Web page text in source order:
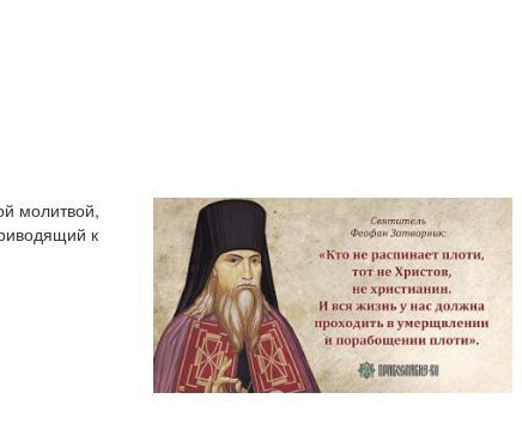
молитвой,
к